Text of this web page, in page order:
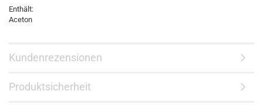
Enthält:
Aceton
Kundenrezensionen
Produktsicherheit